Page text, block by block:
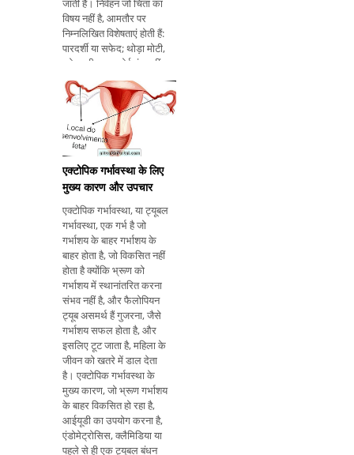
जाती है। निर्वहन जो चिंता का
विषय नहीं है, आमतौर पर
निम्नलिखित विशेषताएं होती हैं:
पारदर्शी या सफेद; थोड़ा मोटी,
श्लेष्म की तरह; कोई गंध नहीं
इस प्रकार, यदि निर्वहन किसी
भी अंतर को प्रस्तुत करता है,
जैसे कि हरे रंग का रंग या गंध
की गंध, अस्प
एक्टोपिक गर्भावस्था के लिए
मुख्य कारण और उपचार
एक्टोपिक गर्भावस्था, या ट्यूबल
गर्भावस्था, एक गर्भ है जो
गर्भाशय के बाहर गर्भाशय के
बाहर होता है, जो विकसित नहीं
होता है क्योंकि भ्रूण को
गर्भाशय में स्थानांतरित करना
संभव नहीं है, और फैलोपियन
ट्यूब असमर्थ हैं गुजरना, जैसे
गर्भाशय सफल होता है, और
इसलिए टूट जाता है, महिला के
जीवन को खतरे में डाल देता
है। एक्टोपिक गर्भावस्था के
मुख्य कारण, जो भ्रूण गर्भाशय
के बाहर विकसित हो रहा है,
आईयूडी का उपयोग करना है,
एंडोमेट्रोसिस, क्लैमिडिया या
पहले से ही एक ट्यूबल बंधन